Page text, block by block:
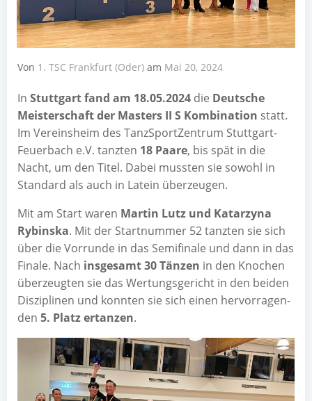
Von 1. TSC Frankfurt (Oder) am Mai 20, 2024
In Stutt­gart fand am 18.05.2024 die Deut­sche
Meis­ter­schaft der Mas­ters II S Kom­bi­na­ti­on statt.
Im Ver­eins­heim des Tanz­Sport­Zen­trum Stutt­gart-
Feu­er­bach e.V. tanz­ten 18 Paa­re, bis spät in die
Nacht, um den Titel. Dabei muss­ten sie sowohl in
Stan­dard als auch in Latein überzeugen.
Mit am Start waren Mar­tin Lutz und Katar­zy­na
Rybins­ka. Mit der Start­num­mer 52 tanz­ten sie sich
über die Vor­run­de in das Semi­fi­na­le und dann in das
Fina­le. Nach ins­ge­samt 30 Tän­zen in den Kno­chen
über­zeug­ten sie das Wer­tungs­ge­richt in den bei­den
Dis­zi­pli­nen und konn­ten sie sich einen her­vor­ra­gen­
den 5. Platz ertan­zen.